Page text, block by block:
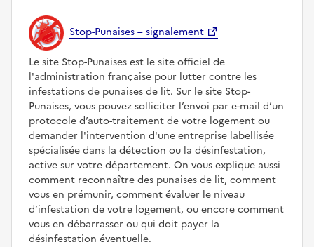
Stop-Punaises – signalement
Le site Stop-Punaises est le site officiel de
l'administration française pour lutter contre les
infestations de punaises de lit. Sur le site Stop-
Punaises, vous pouvez solliciter l’envoi par e-mail d’un
protocole d’auto-traitement de votre logement ou
demander l'intervention d'une entreprise labellisée
spécialisée dans la détection ou la désinfestation,
active sur votre département. On vous explique aussi
comment reconnaître des punaises de lit, comment
vous en prémunir, comment évaluer le niveau
d’infestation de votre logement, ou encore comment
vous en débarrasser ou qui doit payer la
désinfestation éventuelle.